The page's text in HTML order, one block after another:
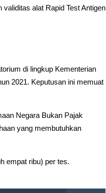
alat Rapid Test Antigen
di lingkup Kementerian
2021. Keputusan ini memuat
Negara Bukan Pajak
yang membutuhkan
empat ribu) per tes.